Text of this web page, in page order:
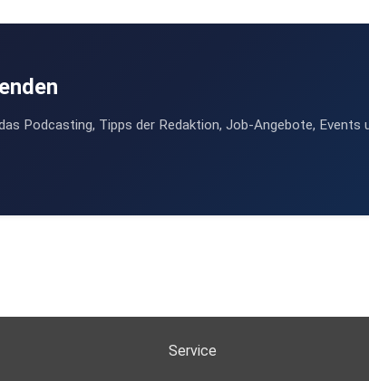
Podcasting, Tipps der Redaktion, Job-Angebote, Events
Service